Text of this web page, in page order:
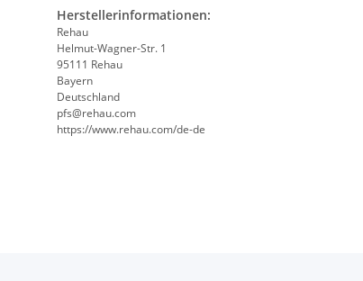
Herstellerinformationen:
Rehau
Helmut-Wagner-Str. 1
95111 Rehau
Bayern
Deutschland
pfs@rehau.com
https://www.rehau.com/de-de